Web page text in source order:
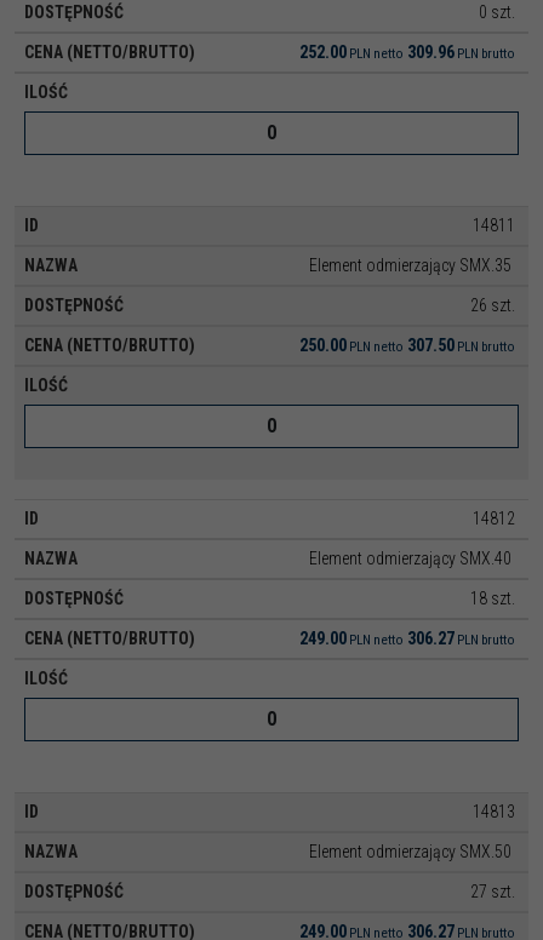
0 szt.
252.00 PLN netto 309.96 PLN brutto
14811
Element odmierzający SMX.35
26 szt.
250.00 PLN netto 307.50 PLN brutto
14812
Element odmierzający SMX.40
18 szt.
249.00 PLN netto 306.27 PLN brutto
14813
Element odmierzający SMX.50
27 szt.
249.00 PLN netto 306.27 PLN brutto